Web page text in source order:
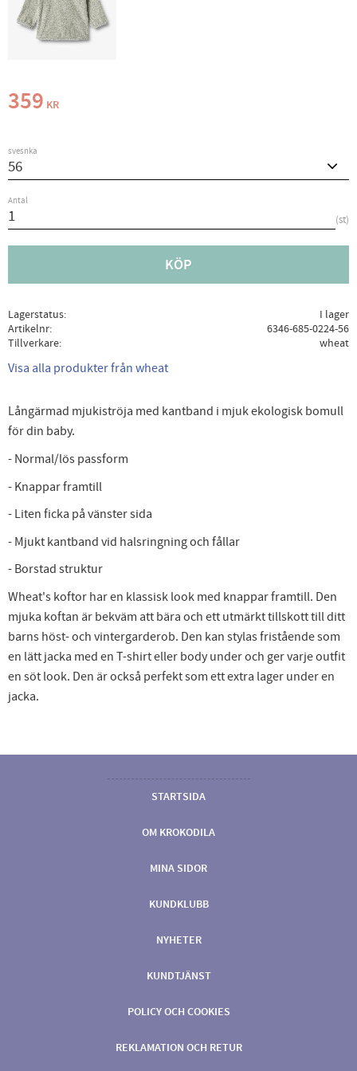
359 KR
svesnka
Antal
st
KÖP
Lagerstatus
I lager
Artikelnr
6346-685-0224-56
Tillverkare
wheat
Visa alla produkter från wheat
Långärmad mjukiströja med kantband i mjuk ekologisk bomull
för din baby.
- Normal/lös passform
- Knappar framtill
- Liten ficka på vänster sida
- Mjukt kantband vid halsringning och fållar
- Borstad struktur
Wheat's koftor har en klassisk look med knappar framtill. Den
mjuka koftan är bekväm att bära och ett utmärkt tillskott till ditt
barns höst- och vintergarderob. Den kan stylas fristående som
en lätt jacka med en T-shirt eller body under och ger varje outfit
en söt look. Den är också perfekt som ett extra lager under en
jacka.
STARTSIDA
OM KROKODILA
MINA SIDOR
KUNDKLUBB
NYHETER
KUNDTJÄNST
POLICY OCH COOKIES
REKLAMATION OCH RETUR